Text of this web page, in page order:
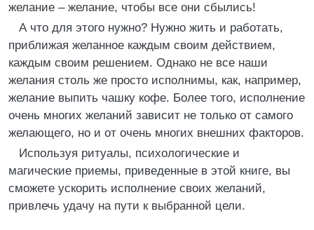
желание – желание, чтобы все они сбылись!
А что для этого нужно? Нужно жить и работать,
приближая желанное каждым своим действием,
каждым своим решением. Однако не все наши
желания столь же просто исполнимы, как, например,
желание выпить чашку кофе. Более того, исполнение
очень многих желаний зависит не только от самого
желающего, но и от очень многих внешних факторов.
Используя ритуалы, психологические и
магические приемы, приведенные в этой книге, вы
сможете ускорить исполнение своих желаний,
привлечь удачу на пути к выбранной цели.